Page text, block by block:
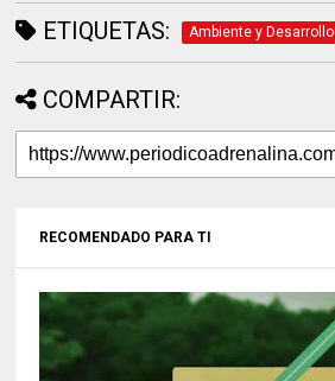
ETIQUETAS: Ambiente y Desarrollo
COMPARTIR:
RECOMENDADO PARA TI